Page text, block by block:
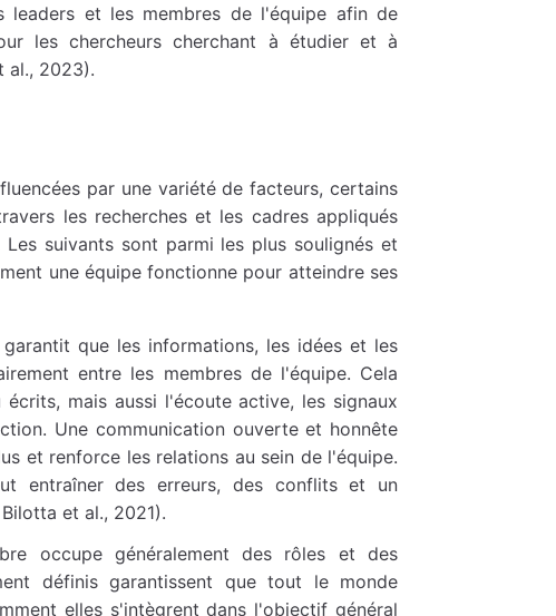
leaders et les membres de l'équipe afin de
les chercheurs cherchant à étudier et à
al., 2023).
par une variété de facteurs, certains
les recherches et les cadres appliqués
suivants sont parmi les plus soulignés et
une équipe fonctionne pour atteindre ses
que les informations, les idées et les
entre les membres de l'équipe. Cela
mais aussi l'écoute active, les signaux
Une communication ouverte et honnête
et renforce les relations au sein de l'équipe.
entraîner des erreurs, des conflits et un
et al., 2021).
occupe généralement des rôles et des
définis garantissent que tout le monde
elles s'intègrent dans l'objectif général